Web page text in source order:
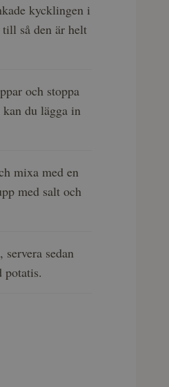
kycklingen i
så den är helt
och stoppa
du lägga in
mixa med en
med salt och
sedan
potatis.